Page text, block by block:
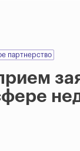
партнерство